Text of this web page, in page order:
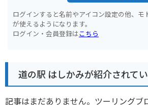
ログインすると名前やアイコン設定の他、モ
が使えるようになります。
ログイン・会員登録はこちら
道の駅 はしかみが紹介されて
記事はまだありません。ツーリングブ